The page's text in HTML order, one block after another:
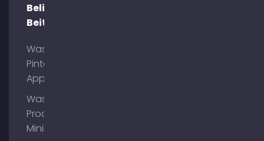
Beliebte
Beiträge
Was ist
Pinterest
App?
Was ist
Process
Mining?